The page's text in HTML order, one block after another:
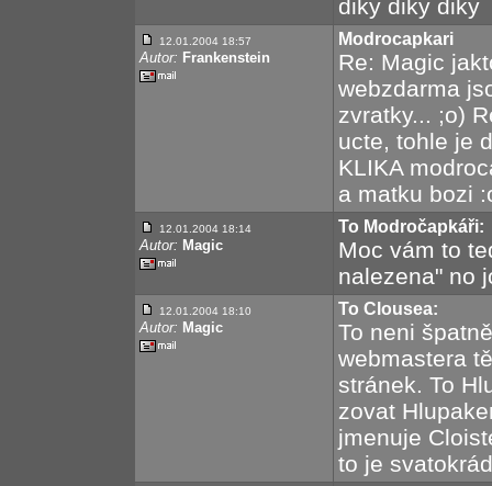
diky diky diky
12.01.2004 18:57
Autor: Frankenstein
Modrocapkari
Re: Magic
webzdarma
zvratky... ;o)
ucte, tohle je
KLIKA
a matku bozi
12.01.2004 18:14
Autor: Magic
To Modročapkáři:
Moc vám to
nalezena" no
12.01.2004 18:10
Autor: Magic
To Clousea:
To neni
webmastera
stránek. To
zovat
jmenuje
to je